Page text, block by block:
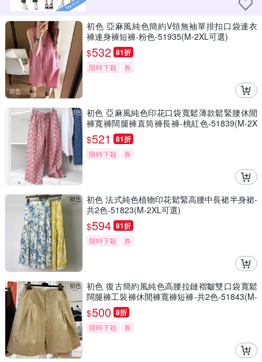
初色 亞麻風純色簡約V領無袖單排扣口袋連衣
褲連身褲短褲-粉色-51935(M-2XL可選)
$532 81折
限時下殺 券
初色 亞麻風純色印花口袋寬鬆薄款鬆緊腰休閒
褲寬褲闊腿褲直筒褲長褲-桃紅色-51839(M-2X
L可選)
$521 81折
限時下殺 券
初色 法式純色植物印花鬆緊高腰中長裙半身裙-
共2色-51823(M-2XL可選)
$594 81折
限時下殺 券
初色 復古簡約風純色高腰拉鏈褶皺雙口袋寬鬆
闊腿褲工裝褲休閒褲寬褲短褲-共2色-51843(M-
2XL可選)
$500 8折
限時下殺 券